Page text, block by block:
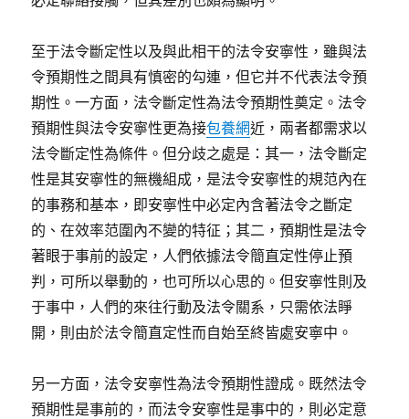
至于法令斷定性以及與此相干的法令安寧性，雖與法
令預期性之間具有慎密的勾連，但它并不代表法令預
期性。一方面，法令斷定性為法令預期性奠定。法令
預期性與法令安寧性更為接包養網近，兩者都需求以
法令斷定性為條件。但分歧之處是：其一，法令斷定
性是其安寧性的無機組成，是法令安寧性的規范內在
的事務和基本，即安寧性中必定內含著法令之斷定
的、在效率范圍內不變的特征；其二，預期性是法令
著眼于事前的設定，人們依據法令簡直定性停止預
判，可所以舉動的，也可所以心思的。但安寧性則及
于事中，人們的來往行動及法令關系，只需依法睜
開，則由於法令簡直定性而自始至終皆處安寧中。
另一方面，法令安寧性為法令預期性證成。既然法令
預期性是事前的，而法令安寧性是事中的，則必定意